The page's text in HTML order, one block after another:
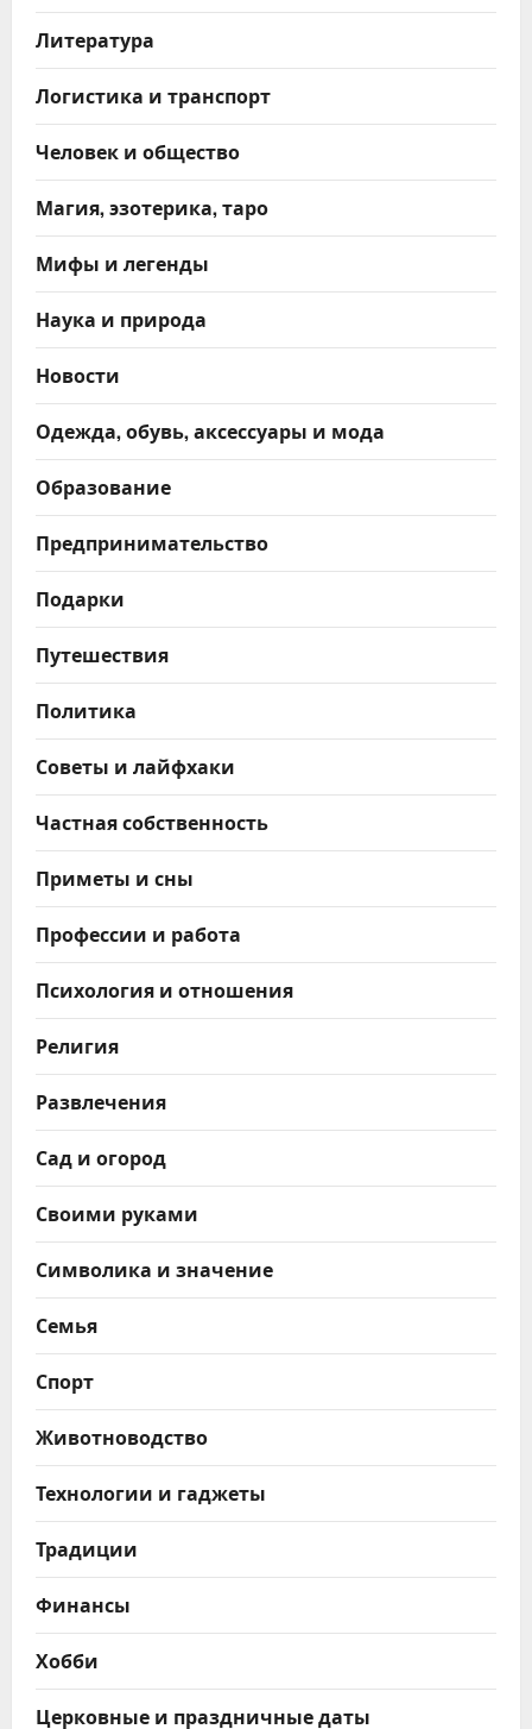
Литература
Логистика и транспорт
Человек и общество
Магия, эзотерика, таро
Мифы и легенды
Наука и природа
Новости
Одежда, обувь, аксессуары и мода
Образование
Предпринимательство
Подарки
Путешествия
Политика
Советы и лайфхаки
Частная собственность
Приметы и сны
Профессии и работа
Психология и отношения
Религия
Развлечения
Сад и огород
Своими руками
Символика и значение
Семья
Спорт
Животноводство
Технологии и гаджеты
Традиции
Финансы
Хобби
Церковные и праздничные даты